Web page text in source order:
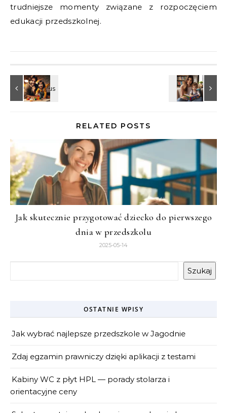
trudniejsze momenty związane z rozpoczęciem
edukacji przedszkolnej.
RELATED POSTS
Jak skutecznie przygotować dziecko do pierwszego
dnia w przedszkolu
2025-05-14
Szukaj
OSTATNIE WPISY
Jak wybrać najlepsze przedszkole w Jagodnie
Zdaj egzamin prawniczy dzięki aplikacji z testami
Kabiny WC z płyt HPL — porady stolarza i
orientacyjne ceny